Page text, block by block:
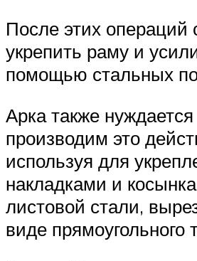
После этих операций
укрепить раму и
помощью стальных
Арка также
производим это
используя для
накладками и
листовой стали,
виде прямоугольного